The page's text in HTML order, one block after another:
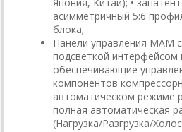
асимметричный 5:6
блока;
Панели управления MAM
подсветкой интерфейсом
обеспечивающие
компонентов
автоматическом режиме
полная автоматическая
(Нагрузка/Разгрузка/